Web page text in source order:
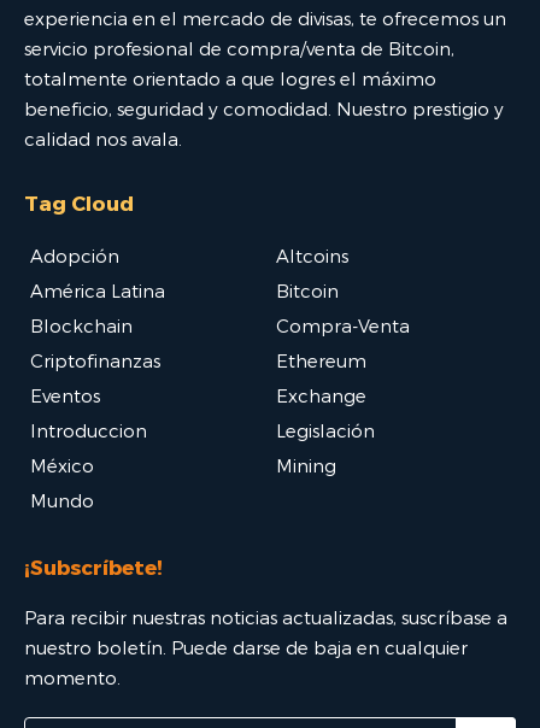
experiencia en el mercado de divisas, te ofrecemos un
servicio profesional de compra/venta de Bitcoin,
totalmente orientado a que logres el máximo
beneficio, seguridad y comodidad. Nuestro prestigio y
calidad nos avala.
Tag Cloud
Adopción
Altcoins
América Latina
Bitcoin
Blockchain
Compra-Venta
Criptofinanzas
Ethereum
Eventos
Exchange
Introduccion
Legislación
México
Mining
Mundo
¡Subscríbete!
Para recibir nuestras noticias actualizadas, suscríbase a
nuestro boletín. Puede darse de baja en cualquier
momento.